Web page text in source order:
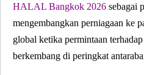
HALAL Bangkok 2026 sebagai
mengembangkan perniagaan ke
global ketika permintaan
berkembang di peringkat